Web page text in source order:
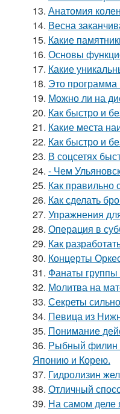
13. Анатомия
14. Весна
15. Какие
16. Основы
17. Какие
18. Это программа
19. Можно ли на
20. Как быстро и
21. Какие места
22. Как быстро и
23. В соцсетях
24. - Чем
25. Как правильно
26. Как сделать
27. Упражнения
28. Операция в
29. Как
30. Концерты
31. Фанаты
32. Молитва на
33. Секреты
34. Певица из
35. Понимание
36. Рыбный филин
Японию и Корею.
37. Гидролизин
38. Отличный
39. На самом деле